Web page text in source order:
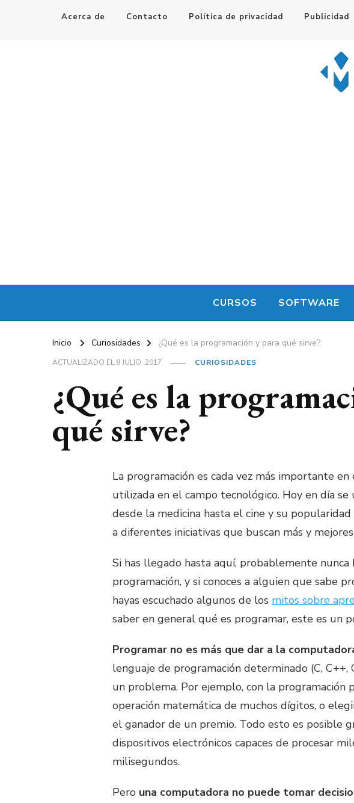
Acerca de Contacto Política de privacidad Publicidad
CURSOS SOFTWARE
Inicio Curiosidades ¿Qué es la programación y para qué sirve?
ACTUALIZADO EL9 JULIO, 2017 CURIOSIDADES
¿Qué es la
qué sirve?
La programación es cada vez más importante
utilizada en el campo tecnológico. Hoy en día se
desde la medicina hasta el cine y su popularidad
a diferentes iniciativas que buscan más y
Si has llegado hasta aquí, probablemente
programación, y si conoces a alguien que sabe
hayas escuchado algunos de los mitos sobre
saber en general qué es programar, este es un
Programar no es más que dar a la
lenguaje de programación determinado (C, C++,
un problema. Por ejemplo, con la programación
operación matemática de muchos dígitos, o
el ganador de un premio. Todo esto es posible
dispositivos electrónicos capaces de procesar
milisegundos.
Pero una computadora no puede tomar